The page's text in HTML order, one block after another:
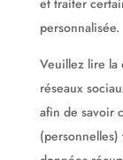
et traiter
personnalisée.
Veuillez lire la
réseaux
afin de savoir